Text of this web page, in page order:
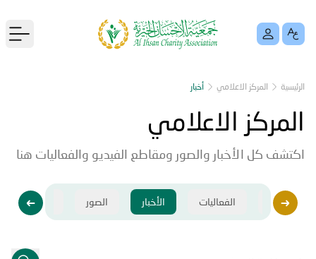
الرئيسية المركز الاعلامي أخبار
المركز الاعلامي
اكتشف كل الأخبار والصور ومقاطع الفيديو والفعاليات هنا
فيديو الفعاليات الأخبار الصور فيديو